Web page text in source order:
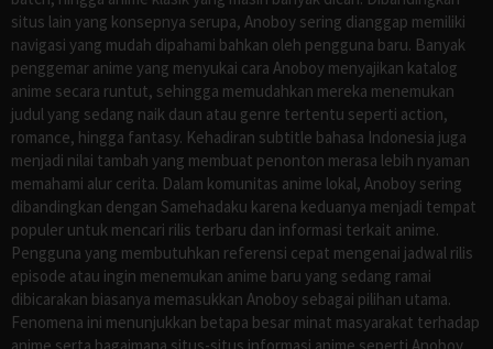
situs lain yang konsepnya serupa, Anoboy sering dianggap memiliki
navigasi yang mudah dipahami bahkan oleh pengguna baru. Banyak
penggemar anime yang menyukai cara Anoboy menyajikan katalog
anime secara runtut, sehingga memudahkan mereka menemukan
judul yang sedang naik daun atau genre tertentu seperti action,
romance, hingga fantasy. Kehadiran subtitle bahasa Indonesia juga
menjadi nilai tambah yang membuat penonton merasa lebih nyaman
memahami alur cerita. Dalam komunitas anime lokal, Anoboy sering
dibandingkan dengan Samehadaku karena keduanya menjadi tempat
populer untuk mencari rilis terbaru dan informasi terkait anime.
Pengguna yang membutuhkan referensi cepat mengenai jadwal rilis
episode atau ingin menemukan anime baru yang sedang ramai
dibicarakan biasanya memasukkan Anoboy sebagai pilihan utama.
Fenomena ini menunjukkan betapa besar minat masyarakat terhadap
anime serta bagaimana situs-situs informasi anime seperti Anoboy